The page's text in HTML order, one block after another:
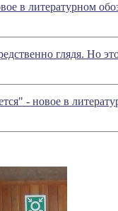
в литературном
глядя. Но
- новое в